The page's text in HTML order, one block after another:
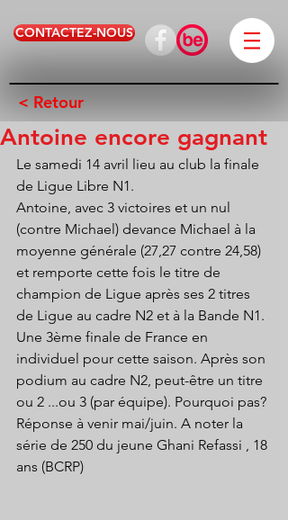
CONTACTEZ-NOUS
< Retour
Antoine encore gagnant
Le samedi 14 avril lieu au club la finale
de Ligue Libre N1.
Antoine, avec 3 victoires et un nul
(contre Michael) devance Michael à la
moyenne générale (27,27 contre 24,58)
et remporte cette fois le titre de
champion de Ligue après ses 2 titres
de Ligue au cadre N2 et à la Bande N1.
Une 3ème finale de France en
individuel pour cette saison. Après son
podium au cadre N2, peut-être un titre
ou 2 ...ou 3 (par équipe). Pourquoi pas?
Réponse à venir mai/juin. A noter la
série de 250 du jeune Ghani Refassi , 18
ans (BCRP)